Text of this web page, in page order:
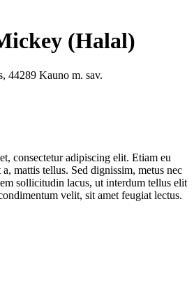
(Halal)
44289 Kauno m. sav.
consectetur adipiscing elit. Etiam eu
mattis tellus. Sed dignissim, metus nec
sollicitudin lacus, ut interdum tellus elit
velit, sit amet feugiat lectus.